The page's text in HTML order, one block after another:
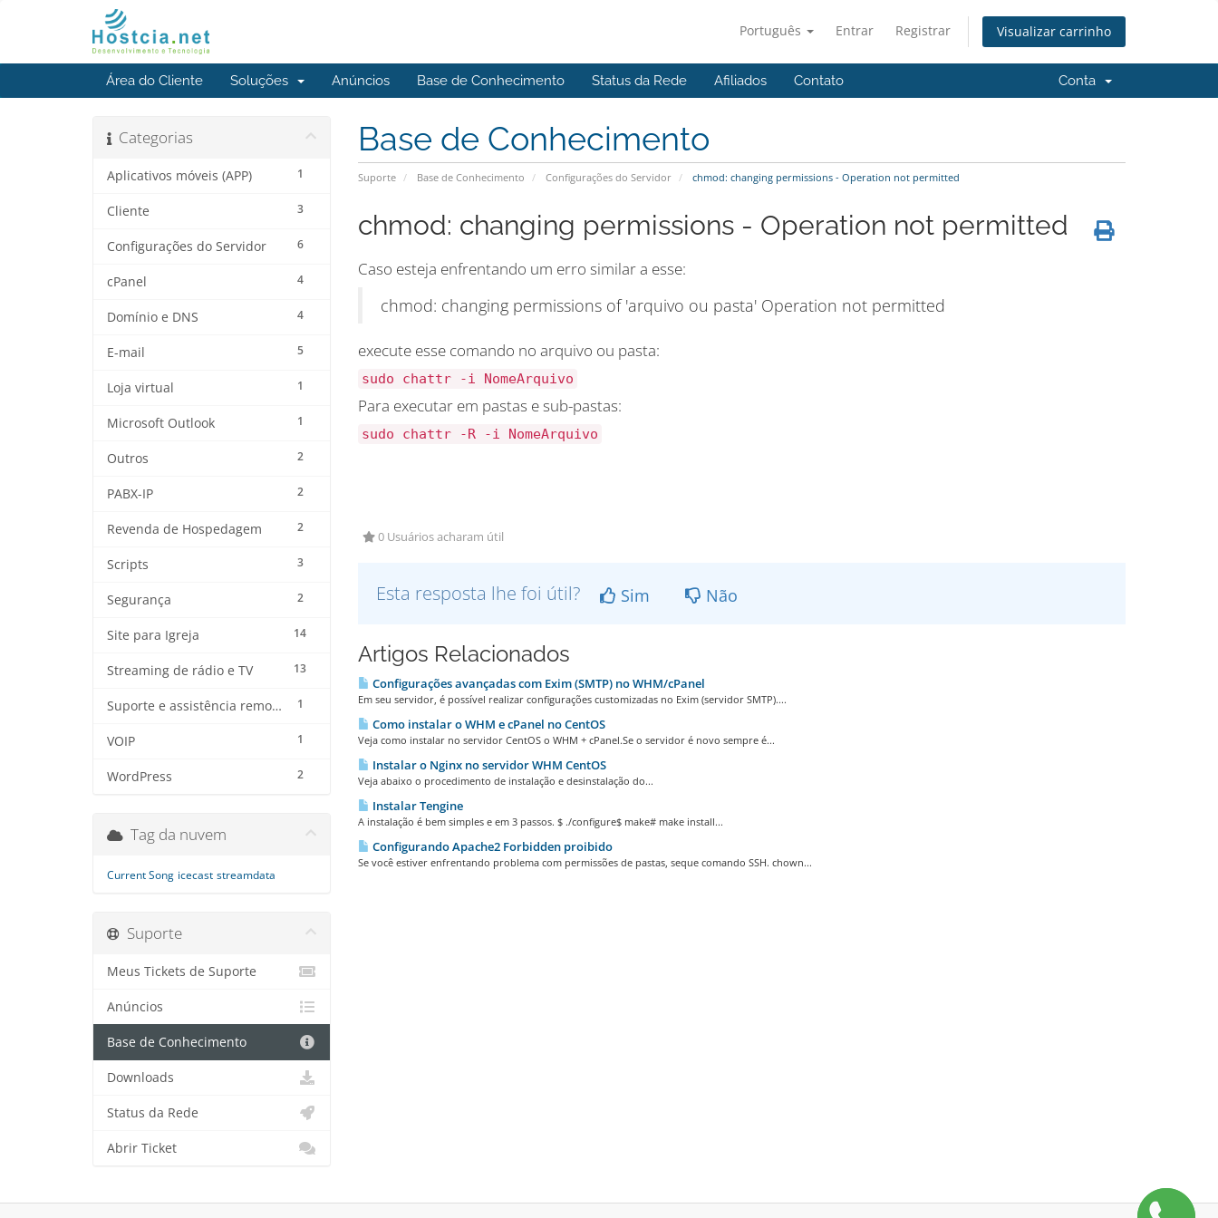
Português Entrar Registrar Visualizar carrinho
Área do Cliente Soluções Anúncios Base de Conhecimento Status da Rede Afiliados Contato Conta
Base de Conhecimento
Suporte Base de Conhecimento Configurações do Servidor chmod: changing permissions - Operation not permitted
Categorias
1
Aplicativos móveis (APP)
3
Cliente
6
Configurações do Servidor
4
cPanel
4
Domínio e DNS
5
E-mail
1
Loja virtual
1
Microsoft Outlook
2
Outros
2
PABX-IP
2
Revenda de Hospedagem
3
Scripts
2
Segurança
14
Site para Igreja
13
Streaming de rádio e TV
1
Suporte e assistência remota
1
VOIP
2
WordPress
chmod: changing permissions - Operation not permitted
Caso esteja enfrentando um erro similar a esse:
chmod: changing permissions of 'arquivo ou pasta' Operation not permitted
execute esse comando no arquivo ou pasta:
sudo chattr -i NomeArquivo
Para executar em pastas e sub-pastas:
sudo chattr -R -i NomeArquivo
0 Usuários acharam útil
Esta resposta lhe foi útil? Sim Não
Artigos Relacionados
Configurações avançadas com Exim (SMTP) no WHM/cPanel
Em seu servidor, é possível realizar configurações customizadas no Exim (servidor SMTP)....
Como instalar o WHM e cPanel no CentOS
Veja como instalar no servidor CentOS o WHM + cPanel.Se o servidor é novo sempre é...
Instalar o Nginx no servidor WHM CentOS
Veja abaixo o procedimento de instalação e desinstalação do...
Instalar Tengine
A instalação é bem simples e em 3 passos. $ ./configure$ make# make install...
Configurando Apache2 Forbidden proibido
Se você estiver enfrentando problema com permissões de pastas, seque comando SSH. chown...
Tag da nuvem
Current Song icecast streamdata
Suporte
Meus Tickets de Suporte
Anúncios
Base de Conhecimento
Downloads
Status da Rede
Abrir Ticket